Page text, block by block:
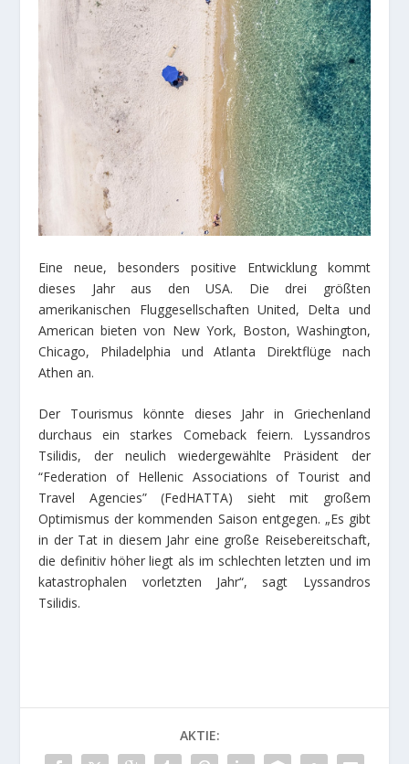
Eine neue, besonders positive Entwicklung kommt
dieses Jahr aus den USA. Die drei größten
amerikanischen Fluggesellschaften United, Delta und
American bieten von New York, Boston, Washington,
Chicago, Philadelphia und Atlanta Direktflüge nach
Athen an.
Der Tourismus könnte dieses Jahr in Griechenland
durchaus ein starkes Comeback feiern. Lyssandros
Tsilidis, der neulich wiedergewählte Präsident der
“Federation of Hellenic Associations of Tourist and
Travel Agencies” (FedHATTA) sieht mit großem
Optimismus der kommenden Saison entgegen. „Es gibt
in der Tat in diesem Jahr eine große Reisebereitschaft,
die definitiv höher liegt als im schlechten letzten und im
katastrophalen vorletzten Jahr“, sagt Lyssandros
Tsilidis.
AKTIE: